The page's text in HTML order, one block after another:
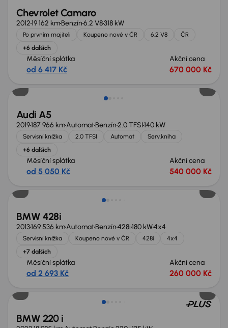
Chevrolet Camaro
201219 162 kmBenzín6.2 V8318 kW
Po prvním majiteli Koupeno nové v ČR 6.2 V8
ČR
+6 dalších
Měsíční splátka
od 6 417 Kč
Akční cena
670 000 Kč
Možnost odpočtu DPH
Audi A5
2019187 966 kmAutomatBenzín2.0 TFSI140 kW
Servisní knížka 2.0 TFSI Automat
Serv.kniha
+6 dalších
Měsíční splátka
od 5 050 Kč
Akční cena
540 000 Kč
Zlevněno o 10 000 Kč
BMW 428i
2013169 536 kmAutomatBenzín428i180 kW4x4
Servisní knížka Koupeno nové v ČR 428i
4x4
+7 dalších
Měsíční splátka
od 2 693 Kč
Akční cena
260 000 Kč
BMW 220 i